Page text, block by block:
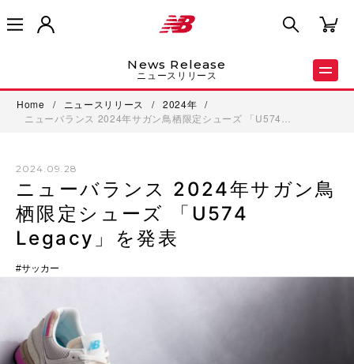
News Release
ニュースリリース
Home / ニュースリリース / 2024年
/
ニューバランス 2024年サガン鳥栖限定シューズ 「U574…
2024.09.28
ニューバランス 2024年サガン鳥
栖限定シューズ 「U574
Legacy」を発表
サッカー